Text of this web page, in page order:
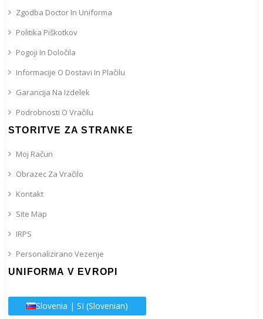
Zgodba Doctor In Uniforma
Politika Piškotkov
Pogoji In Določila
Informacije O Dostavi In ​​plačilu
Garancija Na Izdelek
Podrobnosti O Vračilu
STORITVE ZA STRANKE
Moj Račun
Obrazec Za Vračilo
Kontakt
Site Map
IRPS
Personalizirano Vezenje
UNIFORMA V EVROPI
Slovenia | SI (Slovenian)